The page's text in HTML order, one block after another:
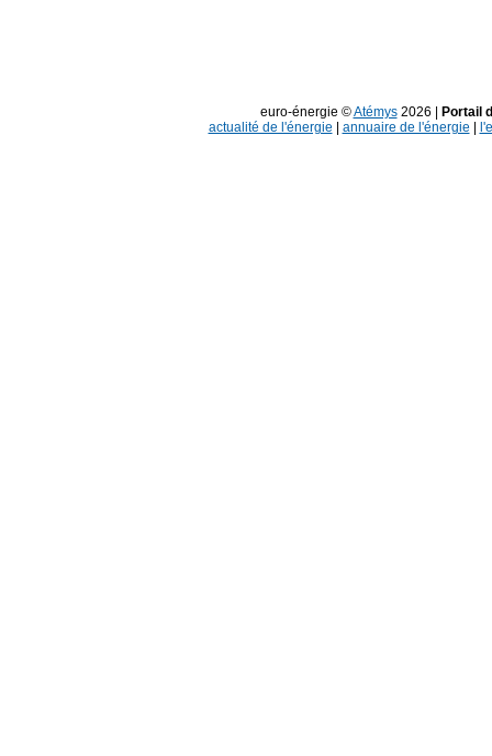
euro-énergie ©Atémys2026 |
Portail
actualité de l'énergie
annuaire de l'énergie